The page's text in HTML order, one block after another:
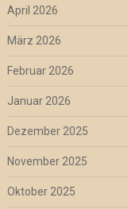
April 2026
März 2026
Februar 2026
Januar 2026
Dezember 2025
November 2025
Oktober 2025